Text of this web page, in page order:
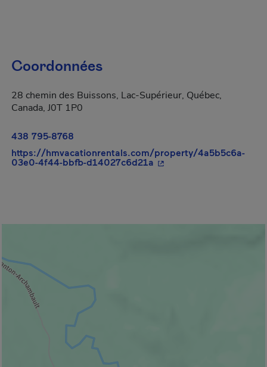
Coordonnées
28 chemin des Buissons, Lac-Supérieur, Québec,
Canada, J0T 1P0
438 795-8768
https://hmvacationrentals.com/property/4a5b5c6a-
03e0-4f44-bbfb-d14027c6d21a- Cet hyperlien s'ouvrira